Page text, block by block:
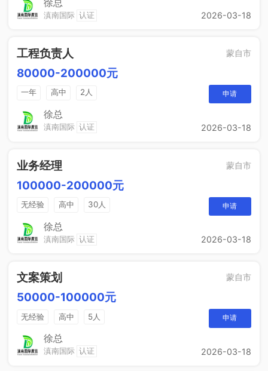
徐总
滇南国际 认证 2026-03-18
工程负责人 蒙自市
80000-200000元
一年 高中 2人 申请
徐总
滇南国际 认证 2026-03-18
业务经理 蒙自市
100000-200000元
无经验 高中 30人 申请
徐总
滇南国际 认证 2026-03-18
文案策划 蒙自市
50000-100000元
无经验 高中 5人 申请
徐总
滇南国际 认证 2026-03-18